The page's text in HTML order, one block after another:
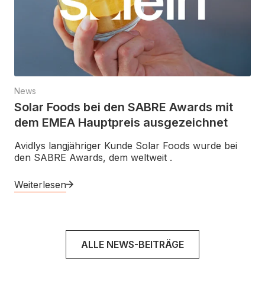
News
Solar Foods bei den SABRE Awards mit
dem EMEA Hauptpreis ausgezeichnet
Avidlys langjähriger Kunde Solar Foods wurde bei
den SABRE Awards, dem weltweit .
Weiterlesen
ALLE NEWS-BEITRÄGE